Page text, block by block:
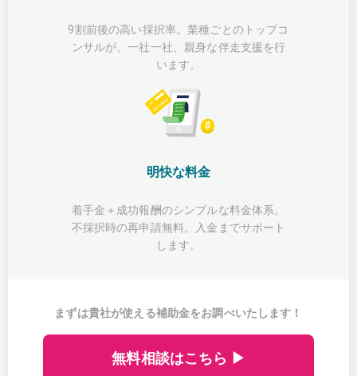
9割前後の高い採択率。業種ごとのトップコ
ンサルが、一社一社、親身な伴走支援を行
います。
明快な料金
着手金＋成功報酬のシンプルな料金体系。
不採択時の再申請無料。入金までサポート
します。
まずは貴社が使える補助金をお調べいたします！
無料相談はこちら ▶